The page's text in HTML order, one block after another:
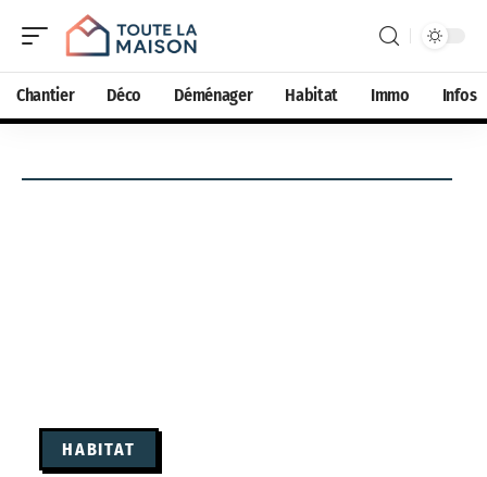
Chantier Déco Déménager Habitat Immo Infos
HABITAT